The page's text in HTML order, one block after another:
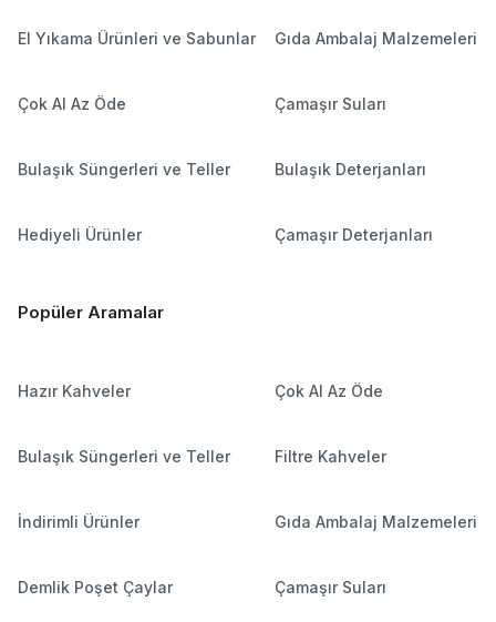
El Yıkama Ürünleri ve Sabunlar Gıda Ambalaj Malzemeleri
Çok Al Az Öde Çamaşır Suları
Bulaşık Süngerleri ve Teller Bulaşık Deterjanları
Hediyeli Ürünler Çamaşır Deterjanları
Popüler Aramalar
Hazır Kahveler Çok Al Az Öde
Bulaşık Süngerleri ve Teller Filtre Kahveler
İndirimli Ürünler Gıda Ambalaj Malzemeleri
Demlik Poşet Çaylar Çamaşır Suları